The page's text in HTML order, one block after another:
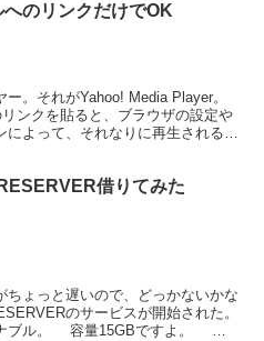
へのリンクだけでOK
。それがYahoo! Media Player。
ンクを貼ると、ブラウザの設定や
によって、それなりに再生されるわ
借りてみた
ょっと遅いので、どっかないかな
のサービスが開始された。
ブル。 容量15GBですよ。 仮